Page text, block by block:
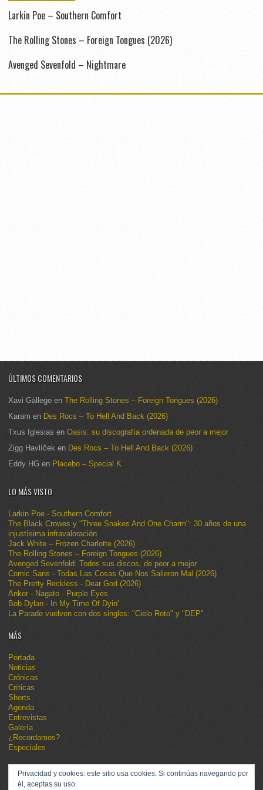
Larkin Poe – Southern Comfort
The Rolling Stones – Foreign Tongues (2026)
Avenged Sevenfold – Nightmare
ÚLTIMOS COMENTARIOS
Xavi Gàllego en The Rolling Stones – Foreign Tongues (2026)
Karam en Des Rocs – To Hell And Back (2026)
Txus Iglesias en Oasis: su discografía ordenada de peor a mejor
Zigg Havlíček en Des Rocs – To Hell And Back (2026)
Eddy HG en Placebo – Special K
LO MÁS VISTO
Larkin Poe - Southern Comfort
The Black Crowes y "Three Snakes And One Charm": 30 años de una
injustísima infravaloración
Jack White – Frozen Charlotte (2026)
The Rolling Stones – Foreign Tongues (2026)
Avenged Sevenfold: Todos sus discos, de peor a mejor
Comic Sans - Todas Las Cosas Que Nos Salieron Mal (2026)
The Pretty Reckless - Dear God (2026)
Ankor - Nagato · Purple Eyes
Bob Dylan - In My Time Of Dyin'
La Parade vuelven con dos singles: "Cielo Roto" y "DEP"
MÁS
Portada
Noticias
Crónicas
Críticas
Shorts
Agenda
Entrevistas
Galería
¿Recordamos?
Especiales
Privacidad y cookies: este sitio usa cookies. Si continúas navegando por
él, aceptas su uso.